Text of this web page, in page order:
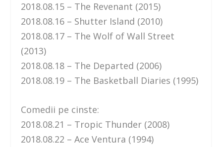
2018.08.15 – The Revenant (2015)
2018.08.16 – Shutter Island (2010)
2018.08.17 – The Wolf of Wall Street
(2013)
2018.08.18 – The Departed (2006)
2018.08.19 – The Basketball Diaries (1995)
Comedii pe cinste:
2018.08.21 – Tropic Thunder (2008)
2018.08.22 – Ace Ventura (1994)